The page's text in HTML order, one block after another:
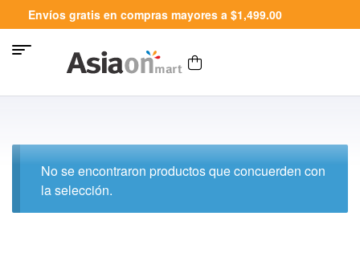
Envíos gratis en compras mayores a $1,499.00
No se encontraron productos que concuerden con
la selección.